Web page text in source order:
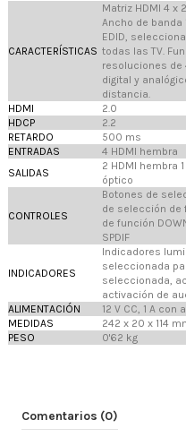
CARACTERÍSTICAS
Matriz HDMI 4 x
Ancho de banda
EDID,
todas las TV.
resoluciones de
digital y
distancia.
HDMI
2.0
HDCP
2.2
RETARDO
500 ms
ENTRADAS
4 HDMI hembra
SALIDAS
2 HDMI hembra
óptico
CONTROLES
Botones de
de selección de
de función
SPDIF
INDICADORES
Indicadores
seleccionada
seleccionada,
activación de
ALIMENTACIÓN
12 V CC, 1 A
MEDIDAS
242 x 20 x 114
PESO
0'62 kg
Comentarios (0)